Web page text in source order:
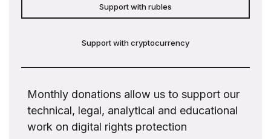
Support with rubles
Support with cryptocurrency
Monthly donations allow us to support our
technical, legal, analytical and educational
work on digital rights protection